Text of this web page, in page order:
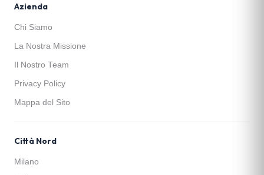
Azienda
Chi Siamo
La Nostra Missione
Il Nostro Team
Privacy Policy
Mappa del Sito
Città Nord
Milano